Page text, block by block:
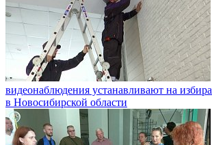
видеонаблюдения устанавливают на
в Новосибирской области